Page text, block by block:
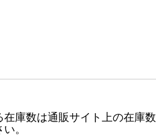
庫数は通販サイト上の在庫
。